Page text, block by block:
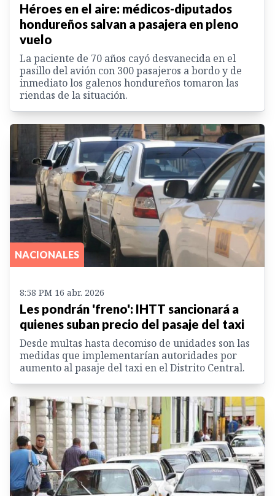
Héroes en el aire: médicos-diputados
hondureños salvan a pasajera en pleno
vuelo
La paciente de 70 años cayó desvanecida en el
pasillo del avión con 300 pasajeros a bordo y de
inmediato los galenos hondureños tomaron las
riendas de la situación.
NACIONALES
8:58 PM 16 abr. 2026
Les pondrán 'freno': IHTT sancionará a
quienes suban precio del pasaje del taxi
Desde multas hasta decomiso de unidades son las
medidas que implementarían autoridades por
aumento al pasaje del taxi en el Distrito Central.